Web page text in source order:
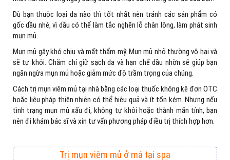
Dù bạn thuộc loại da nào thì tốt nhất nên tránh các sản phẩm có
gốc dầu nhé, vì dầu có thể làm tắc nghẽn lỗ chân lông, làm phát sinh
mụn mủ.
Mụn mủ gây khó chịu và mất thẩm mỹ. Mụn mủ nhỏ thường vô hại và
sẽ tự khỏi. Chăm chỉ giữ sạch da và hạn chế dầu nhờn sẽ giúp bạn
ngăn ngừa mụn mủ hoặc giảm mức độ trầm trọng của chúng.
Cách trị mụn viêm mủ tại nhà bằng các loại thuốc không kê đơn OTC
hoặc liệu pháp thiên nhiên có thể hiệu quả và ít tốn kém. Nhưng nếu
tình trạng mụn mủ xấu đi, không tự khỏi hoặc thành mãn tính, bạn
nên đi khám bác sĩ và xin tư vấn phương pháp điều trị thích hợp hơn.
Trị mụn viêm mủ ở má tại spa